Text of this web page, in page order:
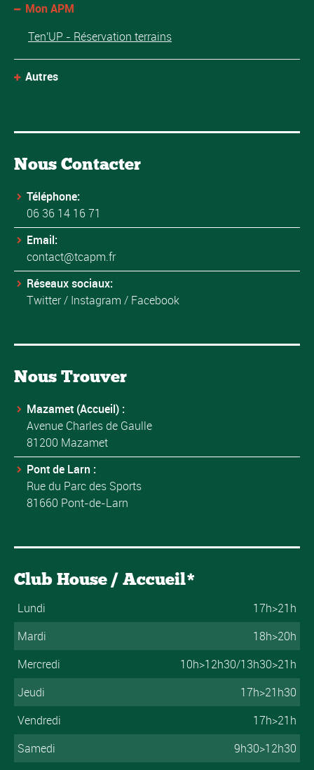
Mon APM
Ten'UP - Réservation terrains
Autres
Nous Contacter
Téléphone:
06 36 14 16 71
Email:
contact@tcapm.fr
Réseaux sociaux:
Twitter/ Instagram / Facebook
Nous Trouver
Mazamet (Accueil) :
Avenue Charles de Gaulle
81200 Mazamet
Pont de Larn :
Rue du Parc des Sports
81660 Pont-de-Larn
Club House / Accueil*
Lundi
17h>21h
Mardi
18h>20h
Mercredi
10h>12h30/13h30>21h
Jeudi
17h>21h30
Vendredi
17h>21h
Samedi
9h30>12h30